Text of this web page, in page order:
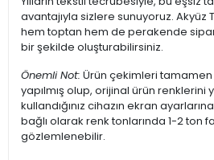
avantajıyla sizlere sunuyoruz. Akyüz
hem toptan hem de perakende
bir şekilde oluşturabilirsiniz.
Önemli Not: Ürün çekimleri
yapılmış olup, orijinal ürün renklerini
kullandığınız cihazın ekran
bağlı olarak renk tonlarında 1-2 ton
gözlemlenebilir.